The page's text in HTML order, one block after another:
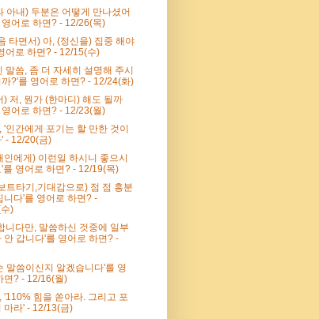
아내) 두분은 어떻게 만나셨어
영어로 하면? - 12/26(목)
타면서) 아, (정신을) 집중 해야
어로 하면? - 12/15(수)
말씀, 좀 더 자세히 설명해 주시
까?'를 영어로 하면? - 12/24(화)
) 저, 뭔가 (한마디) 해도 될까
영어로 하면? - 12/23(월)
'인간에게 포기는 할 만한 것이
- 12/20(금)
인에게) 이런일 하시니 좋으시
'를 영어로 하면? - 12/19(목)
트타기,기대감으로) 점 점 흥분
니다'를 영어로 하면? -
)
니다만, 말씀하신 것중에 일부
안 갑니다'를 영어로 하면? -
말씀이신지 알겠습니다'를 영
면? - 12/16(월)
'110% 힘을 쏟아라. 그리고 포
마라' - 12/13(금)